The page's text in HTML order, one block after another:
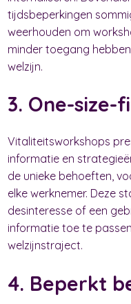
tijdsbeperkingen
weerhouden om
minder toegang
welzijn.
3. One-
Vitaliteitsworkshops
informatie en
de unieke behoeften,
elke werknemer. Deze
desinteresse of een
informatie toe te
welzijnstraject.
4. Beperkt